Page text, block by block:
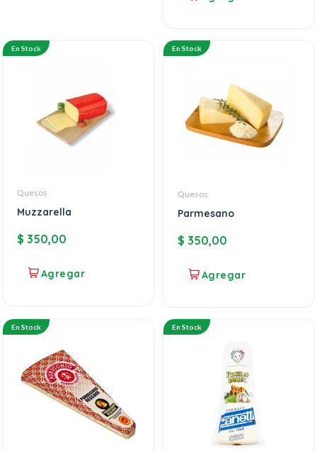
En Stock
Quesos
Muzzarella
$ 350,00
En Stock
Quesos
Parmesano
$ 350,00
En Stock En Stock